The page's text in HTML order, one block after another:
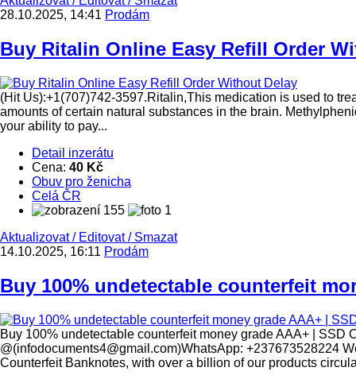
28.10.2025, 14:41 Prodám
Buy Ritalin Online Easy Refill Order
(Hit Us):+1(707)742-3597.Ritalin,This medication is used to
amounts of certain natural substances in the brain.
your ability to pay...
Detail inzerátu
Cena: 40 Kč
Obuv pro ženicha
Celá ČR
155
1
Aktualizovat/ Editovat/ Smazat
14.10.2025, 16:11 Prodám
Buy 100% undetectable counterfeit
Buy 100% undetectable counterfeit money grade AAA+ | SSD
@(infodocuments4@gmail.com)WhatsApp: +237673528224
Counterfeit Banknotes, with over a billion of our products